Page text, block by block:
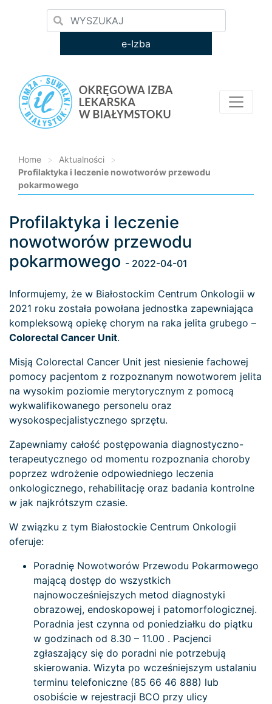
e-Izba
Home > Aktualności
>
Profilaktyka i leczenie nowotworów przewodu
pokarmowego
Loading...
Profilaktyka i leczenie
nowotworów przewodu
pokarmowego - 2022-04-01
Informujemy, że w Białostockim Centrum Onkologii w
2021 roku została powołana jednostka zapewniająca
kompleksową opiekę chorym na raka jelita grubego –
Colorectal Cancer Unit.
Misją Colorectal Cancer Unit jest niesienie fachowej
pomocy pacjentom z rozpoznanym nowotworem jelita
na wysokim poziomie merytorycznym z pomocą
wykwalifikowanego personelu oraz
wysokospecjalistycznego sprzętu.
Zapewniamy całość postępowania diagnostyczno-
terapeutycznego od momentu rozpoznania choroby
poprzez wdrożenie odpowiedniego leczenia
onkologicznego, rehabilitację oraz badania kontrolne
w jak najkrótszym czasie.
W związku z tym Białostockie Centrum Onkologii
oferuje:
Poradnię Nowotworów Przewodu Pokarmowego
mającą dostęp do wszystkich
najnowocześniejszych metod diagnostyki
obrazowej, endoskopowej i patomorfologicznej.
Poradnia jest czynna od poniedziałku do piątku
w godzinach od 8.30 – 11.00 . Pacjenci
zgłaszający się do poradni nie potrzebują
skierowania. Wizyta po wcześniejszym ustalaniu
terminu telefoniczne (85 66 46 888) lub
osobiście w rejestracji BCO przy ulicy